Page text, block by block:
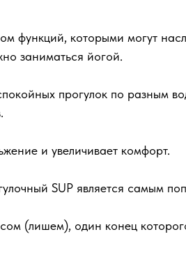
функций, которыми могут
заниматься йогой.
прогулок по разным
и увеличивает комфорт.
SUP является самым
(лишем), один конец